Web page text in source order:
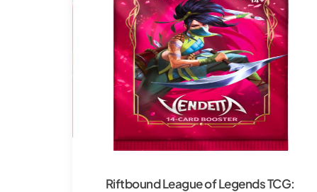
Riftbound League of Legends TCG: